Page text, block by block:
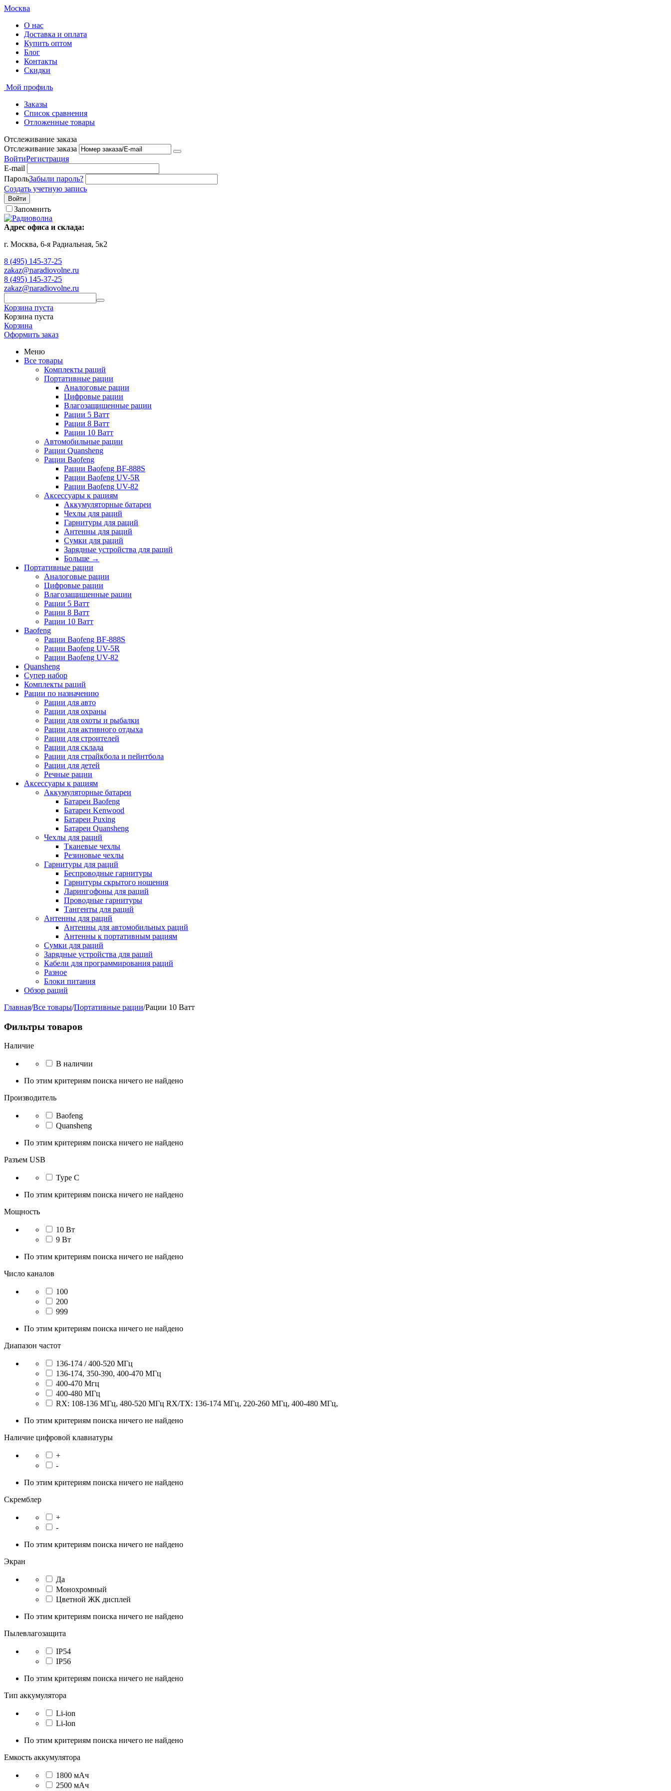
Москва
О нас
Доставка и оплата
Купить оптом
Блог
Контакты
Скидки
Мой профиль
Заказы
Список сравнения
Отложенные товары
Отслеживание заказа
Отслеживание заказа
ВойтиРегистрация
E-mail
ПарольЗабыли пароль?
Создать учетную запись
Войти
Запомнить
Адрес офиса и склада:
г. Москва, 6-я Радиальная, 5к2
8 (495) 145-37-25
zakaz@naradiovolne.ru
8 (495) 145-37-25
zakaz@naradiovolne.ru
Корзина пуста
Корзина пуста
Корзина
Оформить заказ
Меню
Все товары
Комплекты раций
Портативные рации
Аналоговые рации
Цифровые рации
Влагозащищенные рации
Рации 5 Ватт
Рации 8 Ватт
Рации 10 Ватт
Автомобильные рации
Рации Quansheng
Рации Baofeng
Рации Baofeng BF-888S
Рации Baofeng UV-5R
Рации Baofeng UV-82
Аксессуары к рациям
Аккумуляторные батареи
Чехлы для раций
Гарнитуры для раций
Антенны для раций
Сумки для раций
Зарядные устройства для раций
Больше →
Портативные рации
Аналоговые рации
Цифровые рации
Влагозащищенные рации
Рации 5 Ватт
Рации 8 Ватт
Рации 10 Ватт
Baofeng
Рации Baofeng BF-888S
Рации Baofeng UV-5R
Рации Baofeng UV-82
Quansheng
Супер набор
Комплекты раций
Рации по назначению
Рации для авто
Рации для охраны
Рации для охоты и рыбалки
Рации для активного отдыха
Рации для строителей
Рации для склада
Рации для страйкбола и пейнтбола
Рации для детей
Речные рации
Аксессуары к рациям
Аккумуляторные батареи
Батареи Baofeng
Батареи Kenwood
Батареи Puxing
Батареи Quansheng
Чехлы для раций
Тканевые чехлы
Резиновые чехлы
Гарнитуры для раций
Беспроводные гарнитуры
Гарнитуры скрытого ношения
Ларингофоны для раций
Проводные гарнитуры
Тангенты для раций
Антенны для раций
Антенны для автомобильных раций
Антенны к портативным рациям
Сумки для раций
Зарядные устройства для раций
Кабели для программирования раций
Разное
Блоки питания
Обзор раций
Главная/Все товары/Портативные рации/Рации 10 Ватт
Фильтры товаров
Наличие
В наличии
По этим критериям поиска ничего не найдено
Производитель
Baofeng
Quansheng
По этим критериям поиска ничего не найдено
Разъем USB
Type C
По этим критериям поиска ничего не найдено
Мощность
10 Вт
9 Вт
По этим критериям поиска ничего не найдено
Число каналов
100
200
999
По этим критериям поиска ничего не найдено
Диапазон частот
136-174 / 400-520 МГц
136-174, 350-390, 400-470 МГц
400-470 Мгц
400-480 МГц
RX: 108-136 МГц, 480-520 МГц RX/TX: 136-174 МГц, 220-260 МГц, 400-480 МГц,
По этим критериям поиска ничего не найдено
Наличие цифровой клавиатуры
+
-
По этим критериям поиска ничего не найдено
Скремблер
+
-
По этим критериям поиска ничего не найдено
Экран
Да
Монохромный
Цветной ЖК дисплей
По этим критериям поиска ничего не найдено
Пылевлагозащита
IP54
IP56
По этим критериям поиска ничего не найдено
Тип аккумулятора
Li-ion
Li-lon
По этим критериям поиска ничего не найдено
Емкость аккумулятора
1800 мАч
2500 мАч